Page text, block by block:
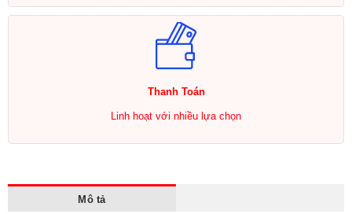
Thanh Toán
Linh hoạt với nhiều lựa chọn
Mô tả